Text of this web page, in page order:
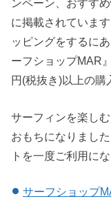
ンペーン、おすす
に掲載されていま
ッピングをするに
ーフショップMAR
円(税抜き)以上の購
サーフィンを楽し
おもちになりまし
トを一度ご利用に
サーフショップ